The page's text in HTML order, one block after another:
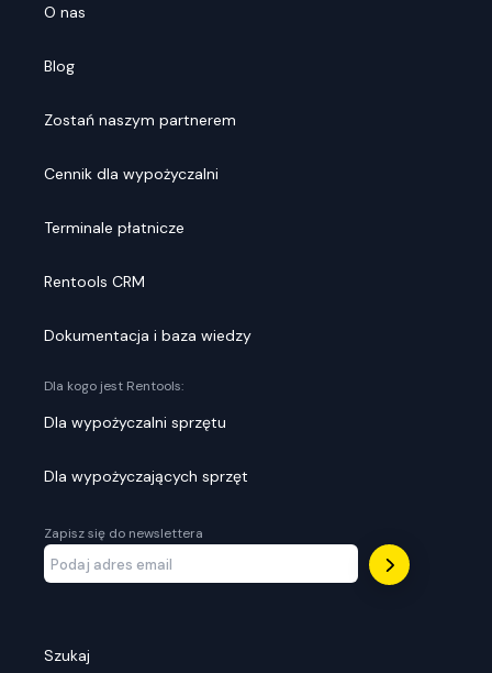
O nas
Blog
Zostań naszym partnerem
Cennik dla wypożyczalni
Terminale płatnicze
Rentools CRM
Dokumentacja i baza wiedzy
Dla kogo jest Rentools:
Dla wypożyczalni sprzętu
Dla wypożyczających sprzęt
Zapisz się do newslettera
Szukaj